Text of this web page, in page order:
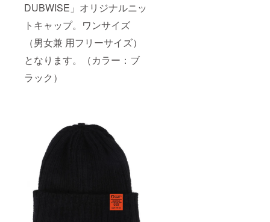
DUBWISE」オリジナルニッ
トキャップ。ワンサイズ
（男女兼 用フリーサイズ）
となります。（カラー：ブ
ラック）